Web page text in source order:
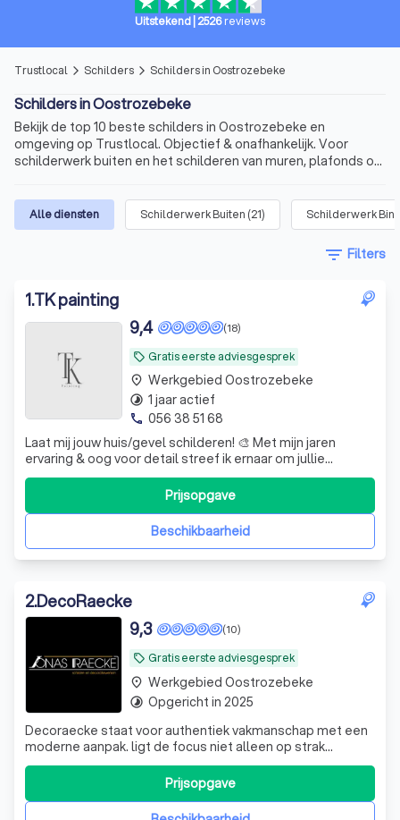
Uitstekend 2526reviews
Trustlocal arrow_forward_ios Schilders arrow_forward_ios Schilders in Oostrozebeke
Schilders in Oostrozebeke
Bekijk de top 10 beste schilders in Oostrozebeke en
omgeving op Trustlocal. Objectief & onafhankelijk. Voor
schilderwerk buiten en het schilderen van muren, plafonds of
Alle diensten Schilderwerk Buiten (21) Schilderwerk
filter_list Filters
1.TK painting
local_offer Gratis eerste adviesgesprek
(18)
9,4
Laat mij jouw huis/gevel schilderen! 🎨 Met mijn jaren
ervaring & oog voor detail streef ik ernaar om jullie
schilderwerken vakkundig uit te voeren! 🤩 • Binnen &
Buitenschilderwerken • Plamuurwerken • Behangen •
Decoratieve technieken Met vriendelijke groeten, Van
Beschikbaarheid
Prijsopgave
place Werkgebied Oostrozebeke
timelapse 1 jaar actief
phone 056 38 51 68
2.DecoRaecke
local_offer Gratis eerste adviesgesprek
(10)
9,3
Decoraecke staat voor authentiek vakmanschap met een
moderne aanpak. ligt de focus niet alleen op strak
schilderwerk, maar ook op decoratieve technieken en
exclusieve afwerkingen.Prijsopgave
place Werkgebied Oostrozebeke
timelapse Opgericht in 2025